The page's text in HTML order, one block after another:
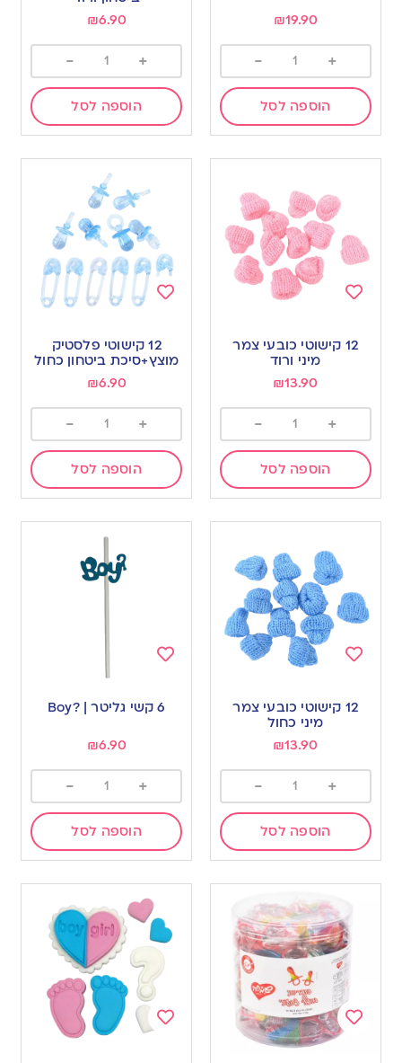
₪19.90
+
-
הוספה לסל
₪6.90
+
-
הוספה לסל
to
wishlist
12 קישוטי כובעי צמר
מיני ורוד
₪13.90
+
-
הוספה לסל
wishlist
12 קישוטי פלסטיק
מוצץ+סיכת ביטחון כחול
₪6.90
+
-
הוספה לסל
to
wishlist
12 קישוטי כובעי צמר
מיני כחול
₪13.90
+
-
הוספה לסל
wishlist
6 קשי גליטר | ?Boy
₪6.90
+
-
הוספה לסל